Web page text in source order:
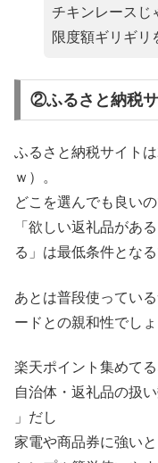
チキンレースじ
限度額ギリギリ
②ふるさと納税
ふるさと納税サイト
ｗ）。
どこを選んでも良いの
「欲しい返礼品があ
る」は最低条件となる
あとは普段使ってい
ードとの親和性でしょ
楽天ポイント集めてる
自治体・返礼品の扱
」だし
家電や商品券に強いと